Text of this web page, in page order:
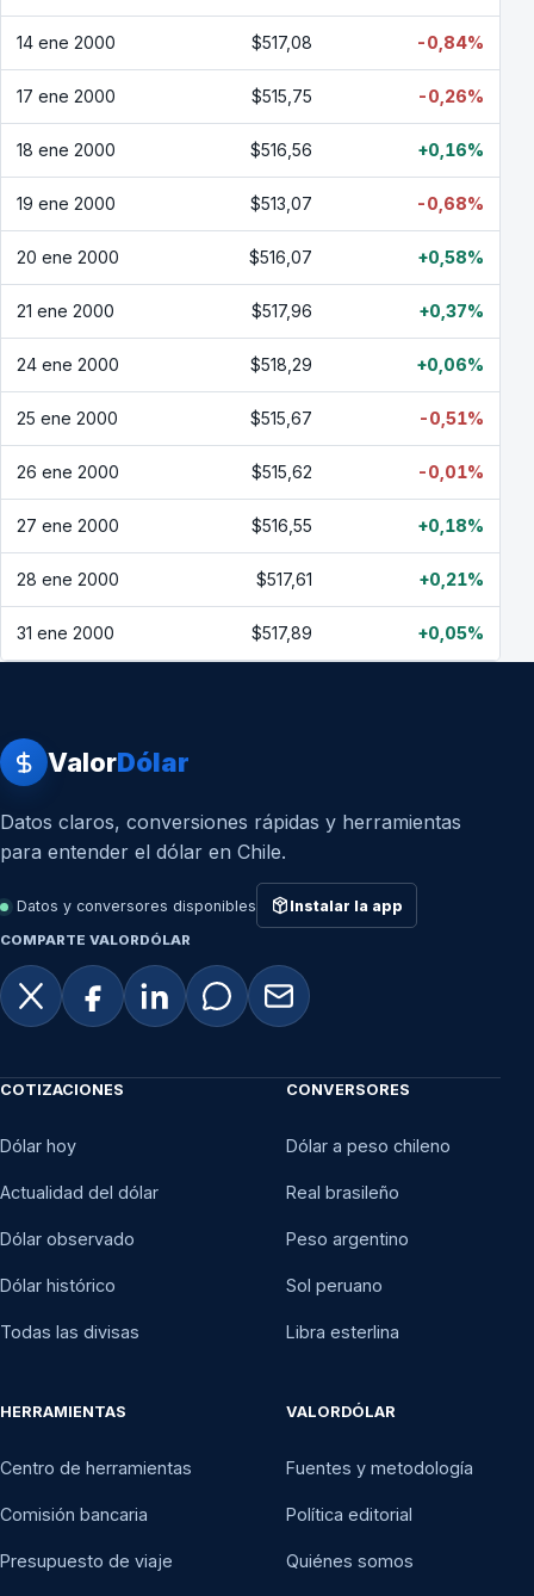
14 ene 2000 $517,08 -0,84%
17 ene 2000 $515,75 -0,26%
18 ene 2000 $516,56 +0,16%
19 ene 2000 $513,07 -0,68%
20 ene 2000 $516,07 +0,58%
21 ene 2000 $517,96 +0,37%
24 ene 2000 $518,29 +0,06%
25 ene 2000 $515,67 -0,51%
26 ene 2000 $515,62 -0,01%
27 ene 2000 $516,55 +0,18%
28 ene 2000 $517,61 +0,21%
31 ene 2000 $517,89 +0,05%
ValorDólar
Datos claros, conversiones rápidas y herramientas
para entender el dólar en Chile.
Datos y conversores disponibles Instalar la app
COMPARTE VALORDÓLAR
COTIZACIONES
Dólar hoy
Actualidad del dólar
Dólar observado
Dólar histórico
Todas las divisas
CONVERSORES
Dólar a peso chileno
Real brasileño
Peso argentino
Sol peruano
Libra esterlina
HERRAMIENTAS
Centro de herramientas
Comisión bancaria
Presupuesto de viaje
VALORDÓLAR
Fuentes y metodología
Política editorial
Quiénes somos